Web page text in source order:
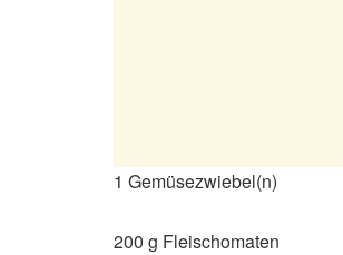
1 Gemüsezwiebel(n)
200 g Fleischomaten